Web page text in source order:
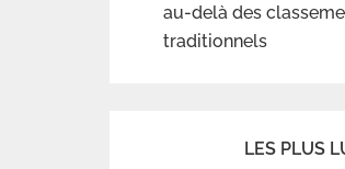
au-delà des
traditionnels
LES PLUS